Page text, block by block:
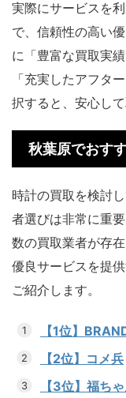
実際にサービスを
で、信頼性の高い
に「豊富な買取実
「充実したアフタ
択すると、安心し
秋葉原でおす
時計の買取を検討
者選びは非常に重
数の買取業者が存
優良サービスを提
ご紹介します。
【1位】
【2位】コメ兵
【3位】福ち